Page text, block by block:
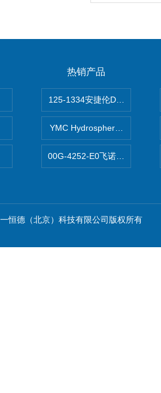
热销产品
125-1334安捷伦DB-624色谱
YMC Hydrosphere C18亲水
00G-4252-E0飞诺美Luna
恒德（北京）科技有限公司版权所有